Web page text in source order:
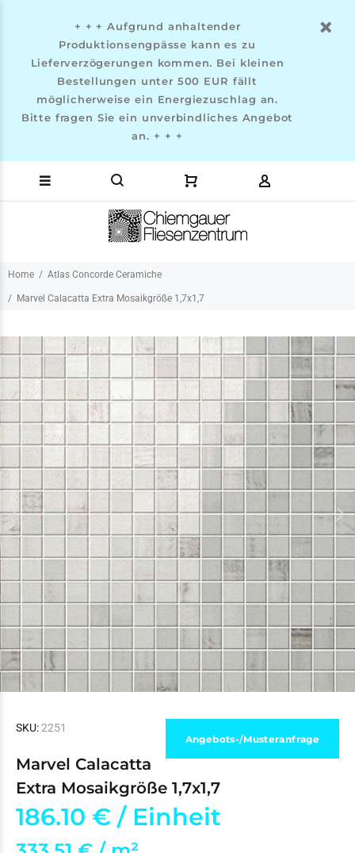
+ + + Aufgrund anhaltender
Produktionsengpässe kann es zu
Lieferverzögerungen kommen. Bei kleinen
Bestellungen unter 500 EUR fällt
möglicherweise ein Energiezuschlag an.
Bitte fragen Sie ein unverbindliches Angebot
an. + + +
Home Atlas Concorde Ceramiche
Marvel Calacatta Extra Mosaikgröße 1,7x1,7
Angebots-/Musteranfrage
SKU:2251
Marvel Calacatta
Extra Mosaikgröße 1,7x1,7
186.10 € / Einheit